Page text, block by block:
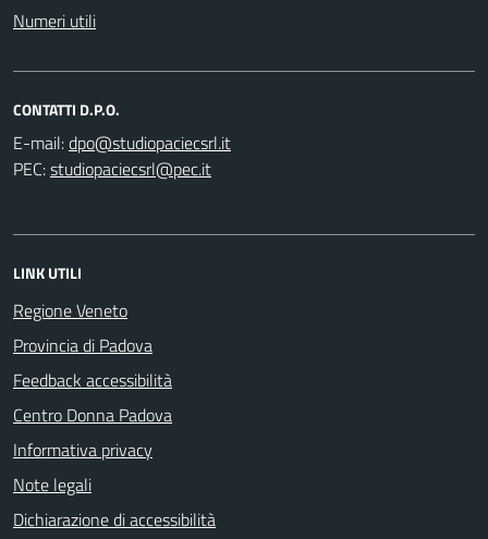
Numeri utili
CONTATTI D.P.O.
E-mail:
PEC:
LINK UTILI
Regione Veneto
Provincia di Padova
Feedback accessibilità
Centro Donna Padova
Informativa privacy
Note legali
Dichiarazione di accessibilità